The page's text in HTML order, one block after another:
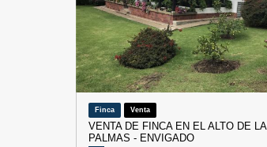
Finca Venta
VENTA DE FINCA EN EL ALTO DE
PALMAS - ENVIGADO